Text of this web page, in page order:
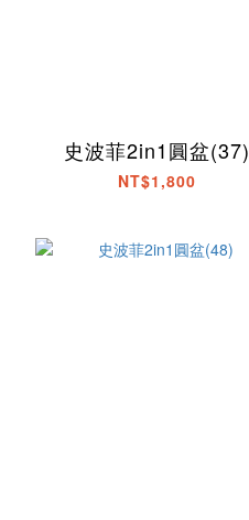
史波菲2in1圓盆(37)
NT$1,800